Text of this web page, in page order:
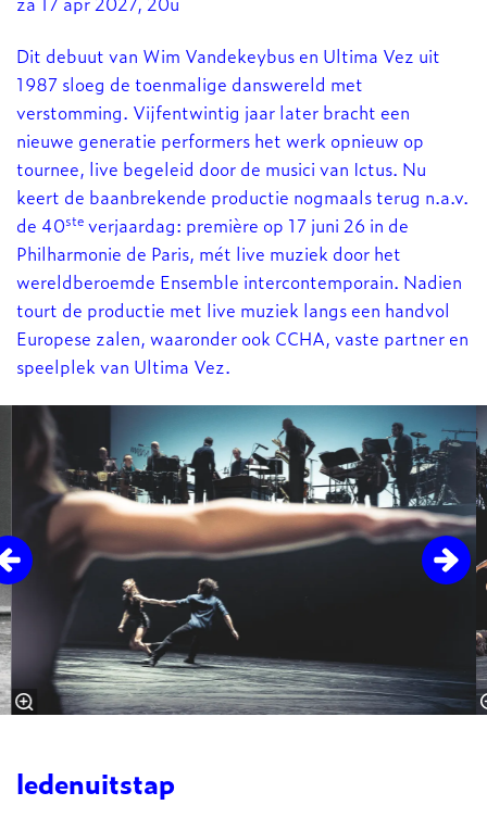
Dit debuut van Wim Vandekeybus en Ultima Vez uit
1987 sloeg de toenmalige danswereld met
verstomming. Vijfentwintig jaar later bracht een
nieuwe generatie performers het werk opnieuw op
tournee, live begeleid door de musici van Ictus. Nu
keert de baanbrekende productie nogmaals terug n.a.v.
de 40ste verjaardag: première op 17 juni 26 in de
Philharmonie de Paris, mét live muziek door het
wereldberoemde Ensemble intercontemporain. Nadien
tourt de productie met live muziek langs een handvol
Europese zalen, waaronder ook CCHA, vaste partner en
speelplek van Ultima Vez.
Overslaan
ledenuitstap
Inzoomen